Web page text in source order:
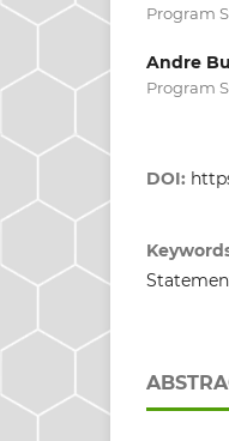
Program
Andre
Program
DOI: